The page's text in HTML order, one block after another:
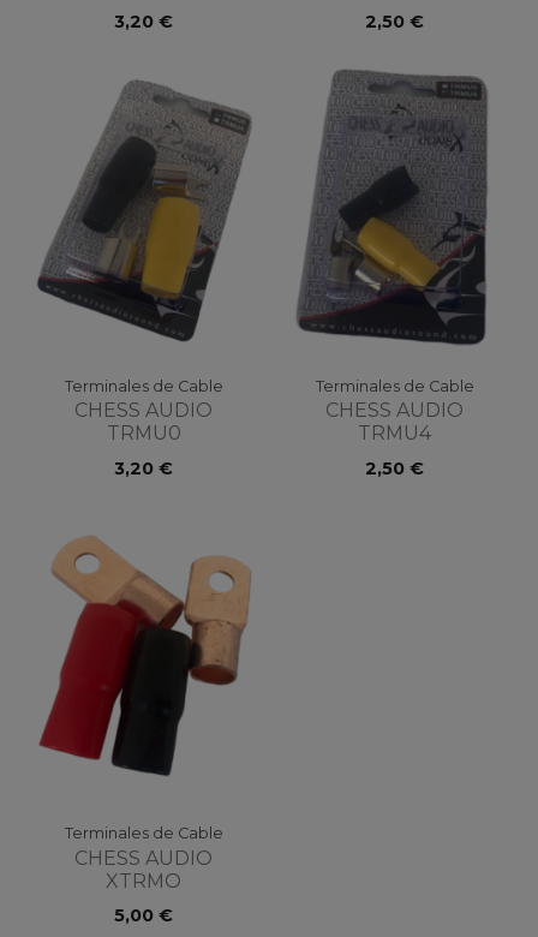
3,20 € 2,50 €
Terminales de Cable
CHESS AUDIO
TRMU0
3,20 €
Terminales de Cable
CHESS AUDIO
TRMU4
2,50 €
Terminales de Cable
CHESS AUDIO
XTRMO
5,00 €